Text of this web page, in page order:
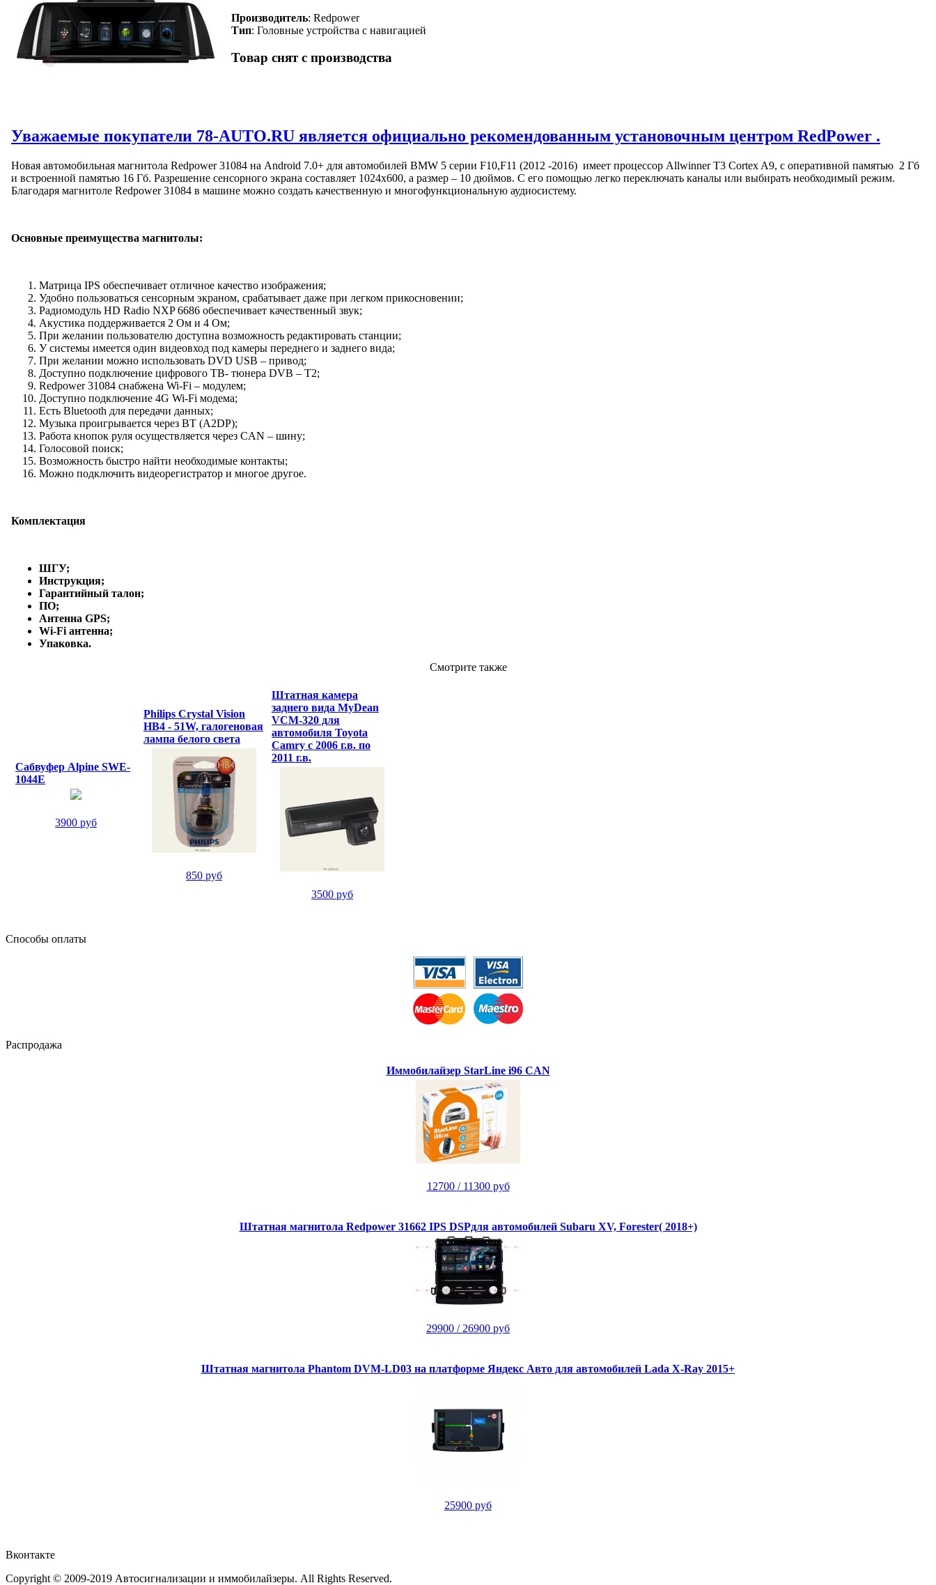
Производитель: Redpower
Тип: Головные устройства с навигацией
Товар снят с производства
Уважаемые покупатели 78-AUTO.RU является официально рекомендованным установочным центром RedPower .
Новая автомобильная магнитола Redpower 31084 на Android 7.0+ для автомобилей BMW 5 серии F10,F11 (2012 -2016) имеет процессор Allwinner T3 Cortex A9, с оперативной памятью 2 Гб
и встроенной памятью 16 Гб. Разрешение сенсорного экрана составляет 1024х600, а размер – 10 дюймов. С его помощью легко переключать каналы или выбирать необходимый режим.
Благодаря магнитоле Redpower 31084 в машине можно создать качественную и многофункциональную аудиосистему.
Основные преимущества магнитолы:
Матрица IPS обеспечивает отличное качество изображения;
Удобно пользоваться сенсорным экраном, срабатывает даже при легком прикосновении;
Радиомодуль HD Radio NXP 6686 обеспечивает качественный звук;
Акустика поддерживается 2 Ом и 4 Ом;
При желании пользователю доступна возможность редактировать станции;
У системы имеется один видеовход под камеры переднего и заднего вида;
При желании можно использовать DVD USB – привод;
Доступно подключение цифрового ТВ- тюнера DVB – T2;
Redpower 31084 снабжена Wi-Fi – модулем;
Доступно подключение 4G Wi-Fi модема;
Есть Bluetooth для передачи данных;
Музыка проигрывается через ВТ (А2DP);
Работа кнопок руля осуществляется через CAN – шину;
Голосовой поиск;
Возможность быстро найти необходимые контакты;
Можно подключить видеорегистратор и многое другое.
Комплектация
ШГУ;
Инструкция;
Гарантийный талон;
ПО;
Антенна GPS;
Wi-Fi антенна;
Упаковка.
Смотрите также
Сабвуфер Alpine SWE-
1044E
3900 руб
Philips Crystal Vision
HB4 - 51W, галогеновая
лампа белого света
850 руб
Штатная камера
заднего вида MyDean
VCM-320 для
автомобиля Toyota
Camry с 2006 г.в. по
2011 г.в.
3500 руб
Способы оплаты
Распродажа
Иммобилайзер StarLine i96 CAN
12700 / 11300 руб
Штатная магнитола Redpower 31662 IPS DSPдля автомобилей Subaru XV, Forester( 2018+)
29900 / 26900 руб
Штатная магнитола Phantom DVM-LD03 на платформе Яндекс Авто для автомобилей Lada X-Ray 2015+
25900 руб
Вконтакте
Copyright © 2009-2019 Автосигнализации и иммобилайзеры. All Rights Reserved.